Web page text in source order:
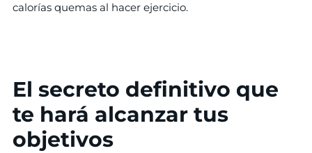
calorías quemas al hacer ejercicio.
El secreto definitivo que
te hará alcanzar tus
objetivos